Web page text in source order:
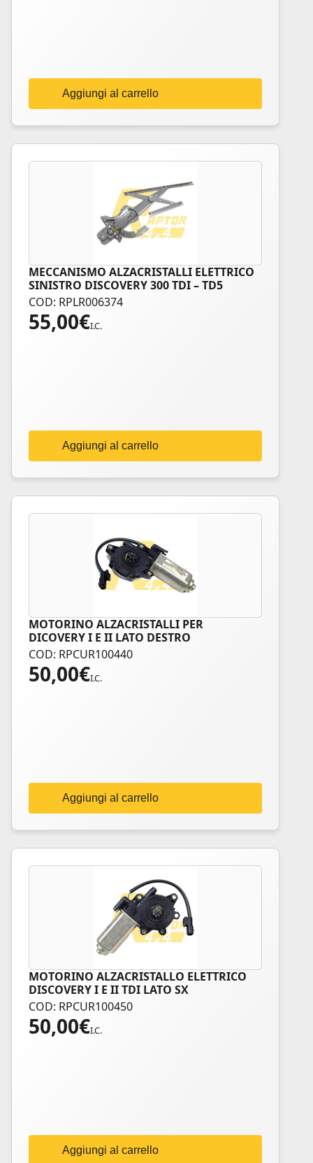
Aggiungi al carrello
MECCANISMO ALZACRISTALLI ELETTRICO
SINISTRO DISCOVERY 300 TDI – TD5
COD: RPLR006374
55,00€I.C.
Aggiungi al carrello
MOTORINO ALZACRISTALLI PER
DICOVERY I E II LATO DESTRO
COD: RPCUR100440
50,00€I.C.
Aggiungi al carrello
MOTORINO ALZACRISTALLO ELETTRICO
DISCOVERY I E II TDI LATO SX
COD: RPCUR100450
50,00€I.C.
Aggiungi al carrello